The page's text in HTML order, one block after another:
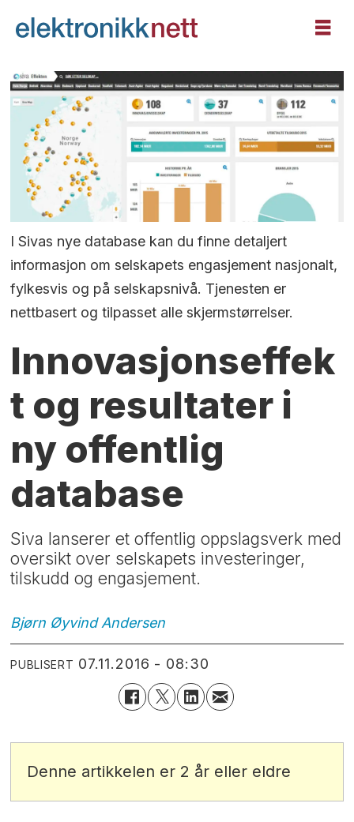
I Sivas nye database kan du finne detaljert
informasjon om selskapets engasjement nasjonalt,
fylkesvis og på selskapsnivå. Tjenesten er
nettbasert og tilpasset alle skjermstørrelser.
Innovasjonseffek
t og resultater i
ny offentlig
database
Siva lanserer et offentlig oppslagsverk med
oversikt over selskapets investeringer,
tilskudd og engasjement.
Bjørn Øyvind Andersen
PUBLISERT 07.11.2016 - 08:30
Denne artikkelen er 2 år eller eldre